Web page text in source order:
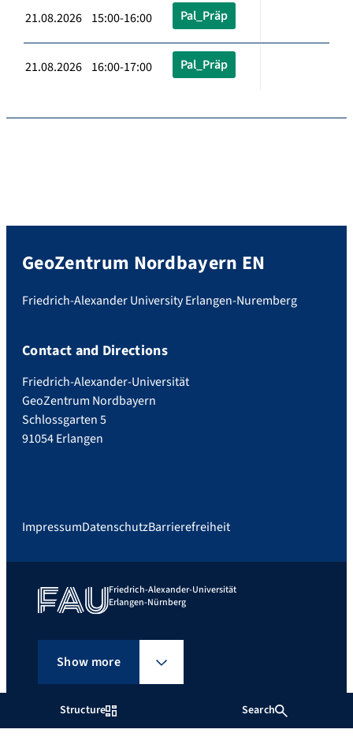
Structure Search
21.08.2026 15:00-16:00 Pal_Präp
21.08.2026 16:00-17:00 Pal_Präp
GeoZentrum Nordbayern EN
Friedrich-Alexander University Erlangen-Nuremberg
Contact and Directions
Friedrich-Alexander-Universität
GeoZentrum Nordbayern
Schlossgarten 5
91054 Erlangen
ImpressumDatenschutzBarrierefreiheit
Friedrich-Alexander-Universität
Erlangen-Nürnberg
Show more